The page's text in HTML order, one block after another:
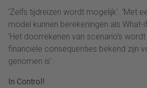
‘Zelfs tijdreizen wordt mogelijk’. ‘Met
model kunnen berekeningen als What-
‘Het doorrekenen van scenario’s
financiële consequenties bekend zijn
genomen is’.
In Control!